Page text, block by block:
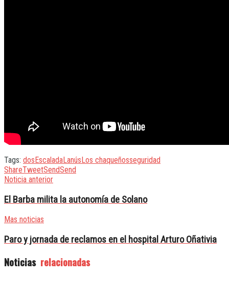
Tags: dosEscaladaLanúsLos chaqueñosseguridad
ShareTweetSendSend
Noticia anterior
El Barba milita la autonomía de Solano
Mas noticias
Paro y jornada de reclamos en el hospital Arturo Oñativia
Noticias relacionadas